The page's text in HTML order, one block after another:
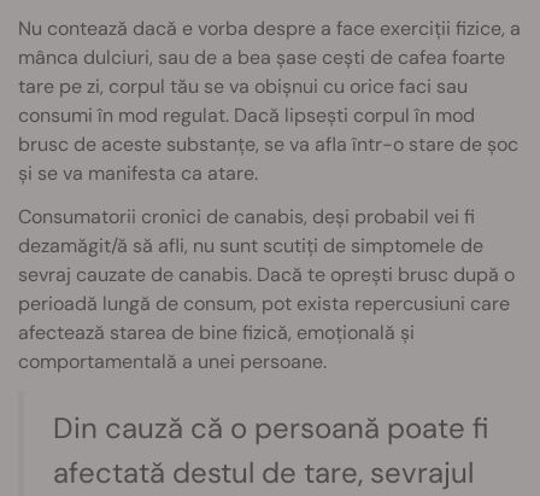
Nu contează dacă e vorba despre a face exerciții fizice, a
mânca dulciuri, sau de a bea șase cești de cafea foarte
tare pe zi, corpul tău se va obișnui cu orice faci sau
consumi în mod regulat. Dacă lipsești corpul în mod
brusc de aceste substanțe, se va afla într-o stare de șoc
și se va manifesta ca atare.
Consumatorii cronici de canabis, deși probabil vei fi
dezamăgit/ă să afli, nu sunt scutiți de simptomele de
sevraj cauzate de canabis. Dacă te oprești brusc după o
perioadă lungă de consum, pot exista repercusiuni care
afectează starea de bine fizică, emoțională și
comportamentală a unei persoane.
Din cauză că o persoană poate fi
afectată destul de tare, sevrajul